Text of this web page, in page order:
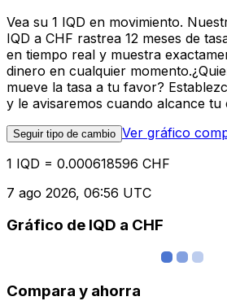
Vea su 1 IQD en movimiento.
IQD a CHF rastrea 12 meses de
en tiempo real y muestra
dinero en cualquier
mueve la tasa a tu favor?
y le avisaremos cuando alcance tu
Seguir tipo de cambio Ver gráfico
1 IQD = 0.000618596 CHF
7 ago 2026, 06:56 UTC
Gráfico de IQD a CHF
Compara y ahorra